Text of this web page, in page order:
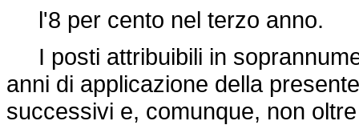
l'8 per cento nel terzo anno.
I posti attribuibili in
anni di applicazione della
successivi e, comunque, non